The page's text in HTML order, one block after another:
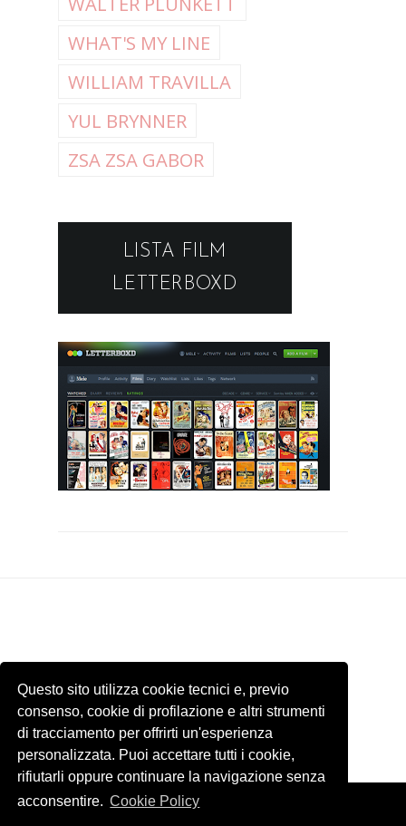
Questo sito utilizza cookie tecnici e, previo
consenso, cookie di profilazione e altri strumenti
di tracciamento per offrirti un'esperienza
personalizzata. Puoi accettare tutti i cookie,
rifiutarli oppure continuare la navigazione senza
acconsentire. Cookie Policy
WHAT'S MY LINE
WILLIAM TRAVILLA
YUL BRYNNER
ZSA ZSA GABOR
LISTA FILM
LETTERBOXD
Template byThemeXpose. Tutti le immagini presenti di questo sito